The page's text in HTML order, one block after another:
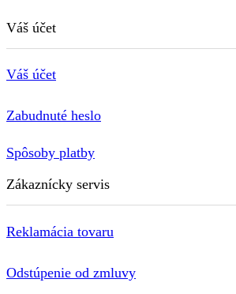
Váš účet
Váš účet
Zabudnuté heslo
Spôsoby platby
Zákaznícky servis
Reklamácia tovaru
Odstúpenie od zmluvy